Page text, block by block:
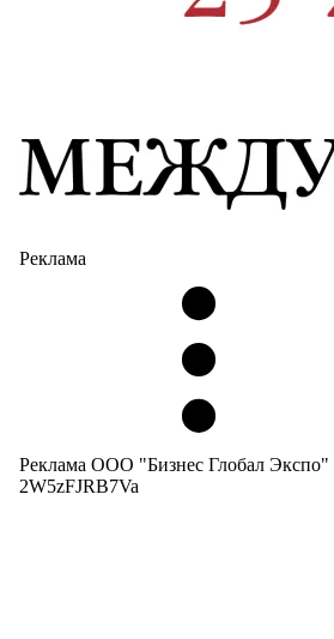
Реклама
Реклама ООО "Бизнес Глобал
2W5zFJRB7Va